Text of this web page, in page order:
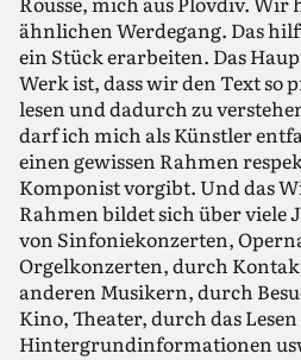
ähnlichen Werdegang. Das
ein Stück erarbeiten. Das
Werk ist, dass wir den Text so
lesen und dadurch zu
darf ich mich als Künstler
einen gewissen Rahmen
Komponist vorgibt. Und das
Rahmen bildet sich über viele
von Sinfoniekonzerten,
Orgelkonzerten, durch
anderen Musikern, durch
Kino, Theater, durch das
Hintergrundinformationen